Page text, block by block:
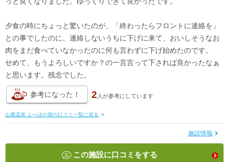
夕食の時にちょっと驚いたのが、「終わったらフロントに連絡を」
との事でしたのに、連絡しないうちに下げに来て、おいしそうなお
肉をまだ食べていなかったのに何も言わずに下げ始めたのです。
せめて、もうよろしいですか？の一言言って下されば良かったなぁ
と思います。残念でした。
参考になった！ 2 人が参考にしています
山鹿温泉 よへほの宿の口コミ一覧に戻る >
施設情報
この施設に口コミをする